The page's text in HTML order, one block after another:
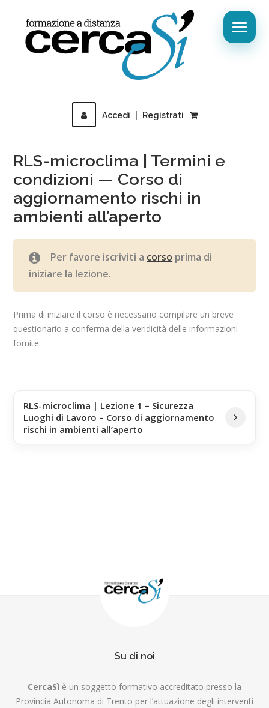
Accedi Registrati
RLS-microclima | Termini e
condizioni — Corso di
aggiornamento rischi in
ambienti all’aperto
Per favore iscriviti a corso prima di
iniziare la lezione.
Prima di iniziare il corso è necessario compilare un breve
questionario a conferma della veridicità delle informazioni
fornite.
RLS-microclima | Lezione 1 – Sicurezza
Luoghi di Lavoro – Corso di aggiornamento
rischi in ambienti all’aperto
Su di noi
CercaSì è un soggetto formativo accreditato presso la
Provincia Autonoma di Trento per l’attuazione degli interventi